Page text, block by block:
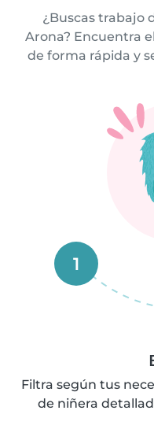
¿Buscas trabajo
Arona? Encuentra
de forma rápida y
1
Filtra según tus
de niñera